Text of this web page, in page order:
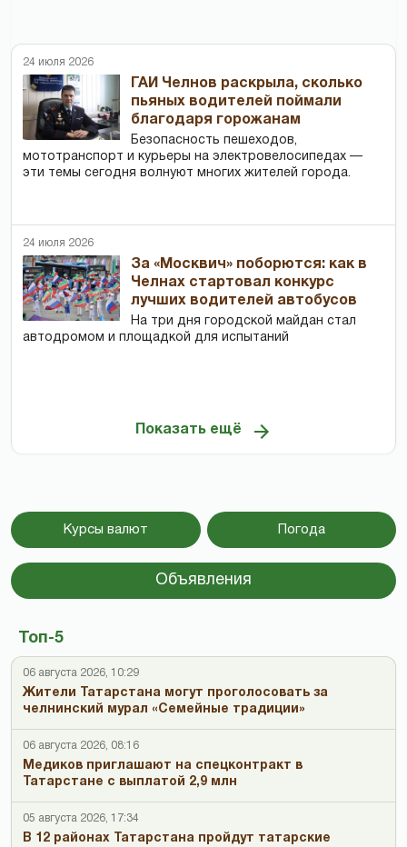
24 июля 2026
ГАИ Челнов раскрыла, сколько
пьяных водителей поймали
благодаря горожанам
Безопасность пешеходов,
мототранспорт и курьеры на электровелосипедах —
эти темы сегодня волнуют многих жителей города.
24 июля 2026
За «Москвич» поборются: как в
Челнах стартовал конкурс
лучших водителей автобусов
На три дня городской майдан стал
автодромом и площадкой для испытаний
Показать ещё
Курсы валют Погода
Объявления
Топ-5
06 августа 2026, 10:29
Жители Татарстана могут проголосовать за
челнинский мурал «Семейные традиции»
06 августа 2026, 08:16
Медиков приглашают на спецконтракт в
Татарстане с выплатой 2,9 млн
05 августа 2026, 17:34
В 12 районах Татарстана пройдут татарские